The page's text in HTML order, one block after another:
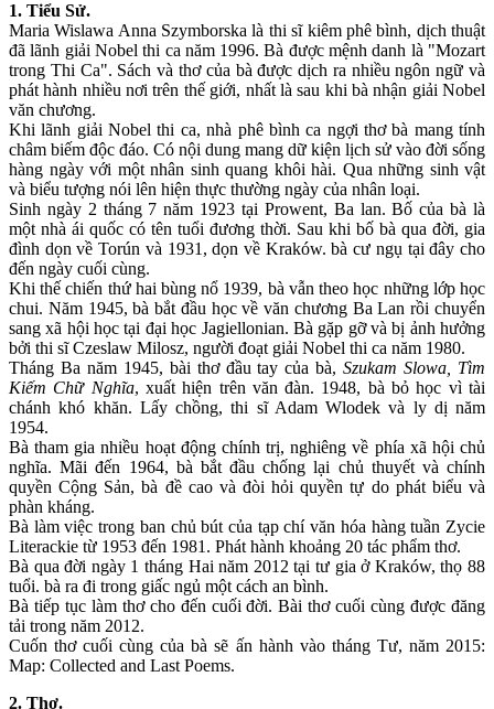
1. Tiểu Sử.
Maria Wislawa Anna Szymborska là thi sĩ kiêm phê bình, dịch thuật
đã lãnh giải Nobel thi ca năm 1996. Bà được mệnh danh là "Mozart
trong Thi Ca". Sách và thơ của bà được dịch ra nhiều ngôn ngữ và
phát hành nhiều nơi trên thế giới, nhất là sau khi bà nhận giải Nobel
văn chương.
Khi lãnh giải Nobel thi ca, nhà phê bình ca ngợi thơ bà mang tính
châm biếm độc đáo. Có nội dung mang dữ kiện lịch sử vào đời sống
hàng ngày với một nhân sinh quang khôi hài. Qua những sinh vật
và biểu tượng nói lên hiện thực thường ngày của nhân loại.
Sinh ngày 2 tháng 7 năm 1923 tại Prowent, Ba lan. Bố của bà là
một nhà ái quốc có tên tuổi đương thời. Sau khi bố bà qua đời, gia
đình dọn về Torún và 1931, dọn về Kraków. bà cư ngụ tại đây cho
đến ngày cuối cùng.
Khi thế chiến thứ hai bùng nổ 1939, bà vẫn theo học những lớp học
chui. Năm 1945, bà bắt đầu học về văn chương Ba Lan rồi chuyển
sang xã hội học tại đại học Jagiellonian. Bà gặp gỡ và bị ảnh hưởng
bởi thi sĩ Czeslaw Milosz, người đoạt giải Nobel thi ca năm 1980.
Tháng Ba năm 1945, bài thơ đầu tay của bà,Szukam Slowa, Tìm
Kiếm Chữ Nghĩa, xuất hiện trên văn đàn. 1948, bà bỏ học vì tài
chánh khó khăn. Lấy chồng, thi sĩ Adam Wlodek và ly dị năm
1954.
Bà tham gia nhiều hoạt động chính trị, nghiêng về phía xã hội chủ
nghĩa. Mãi đến 1964, bà bắt đầu chống lại chủ thuyết và chính
quyền Cộng Sản, bà đề cao và đòi hỏi quyền tự do phát biểu và
phàn kháng.
Bà làm việc trong ban chủ bút của tạp chí văn hóa hàng tuần Zycie
Literackie từ 1953 đến 1981. Phát hành khoảng 20 tác phẩm thơ.
Bà qua đời ngày 1 tháng Hai năm 2012 tại tư gia ở Kraków, thọ 88
tuổi. bà ra đi trong giấc ngủ một cách an bình.
Bà tiếp tục làm thơ cho đến cuối đời. Bài thơ cuối cùng được đăng
tải trong năm 2012.
Cuốn thơ cuối cùng của bà sẽ ấn hành vào tháng Tư, năm 2015:
Map: Collected and Last Poems.
2. Thơ.